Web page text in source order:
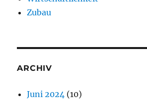
Zubau
ARCHIV
Juni 2024 (10)